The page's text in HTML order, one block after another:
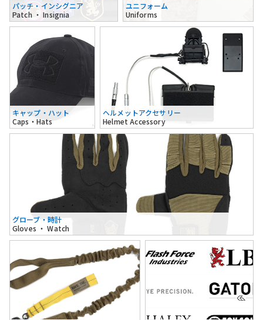
パッチ・インシグニア
Patch ・ Insignia
ユニフォーム
Uniforms
キャップ・ハット
Caps・Hats
ヘルメットアクセサリー
Helmet Accessory
グローブ・時計
Gloves ・ Watch